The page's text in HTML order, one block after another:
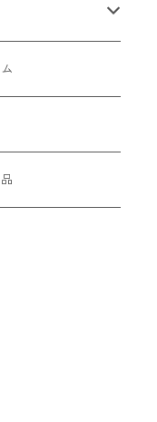
換ファインダー
ィ用